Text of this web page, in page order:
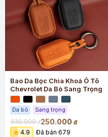
Bao Da Bọc Chìa Khoá Ô Tô
Chevrolet Da Bò Sang Trọng
Da bò Sang trọng
330.000đ250.000 đ
4.9 Đã bán 679